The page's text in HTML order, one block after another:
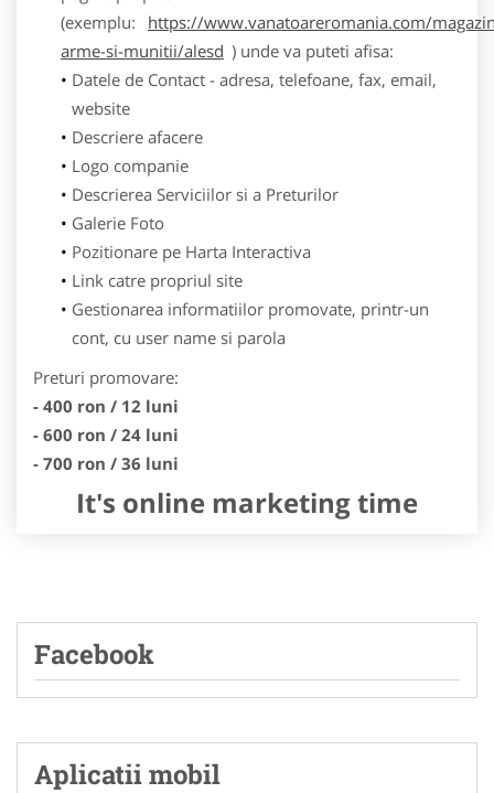
(exemplu:
https://www.vanatoareromania.com/
arme-si-munitii/alesd ) unde va puteti afisa:
Datele de Contact - adresa, telefoane, fax, email,
website
Descriere afacere
Logo companie
Descrierea Serviciilor si a Preturilor
Galerie Foto
Pozitionare pe Harta Interactiva
Link catre propriul site
Gestionarea informatiilor promovate, printr-un
cont, cu user name si parola
Preturi promovare:
- 400 ron / 12 luni
- 600 ron / 24 luni
- 700 ron / 36 luni
It's online marketing time
Facebook
Aplicatii mobil